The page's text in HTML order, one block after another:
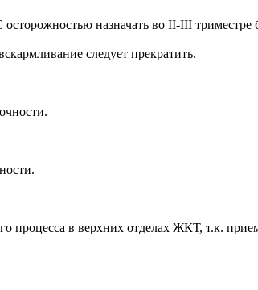
назначать во II-III триместре
следует прекратить.
процесса в верхних отделах ЖКТ, т.к.